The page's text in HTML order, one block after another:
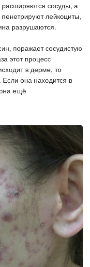
расширяются сосуды, а
лейкоциты,
разрушаются.
поражает сосудистую
этот процесс
в дерме, то
Если она находится в
ещё